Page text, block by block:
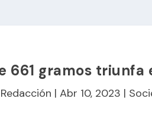
661 gramos triunfa
Redacción |Abr 10, 2023 |